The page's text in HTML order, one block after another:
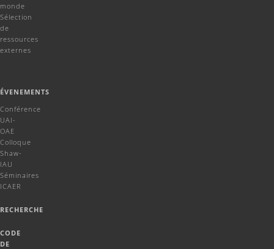
monde
Sélection
de
ressources
externes
ÉVENEMENTS
Conférence
UAI-
OAE
Colloque
Shaw-
IAU
Séminaires
ICAER
RECHERCHE
CODE
DE